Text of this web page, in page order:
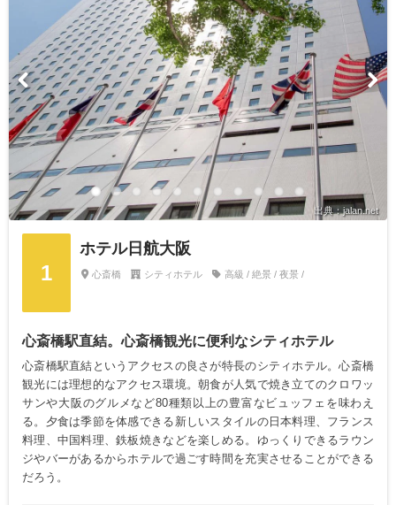
出典：jalan.net
1
ホテル日航大阪
心斎橋 シティホテル 高級 / 絶景 / 夜景 /
心斎橋駅直結。心斎橋観光に便利なシティホテル
心斎橋駅直結というアクセスの良さが特長のシティホテル。心斎橋
観光には理想的なアクセス環境。朝食が人気で焼き立てのクロワッ
サンや大阪のグルメなど80種類以上の豊富なビュッフェを味わえ
る。夕食は季節を体感できる新しいスタイルの日本料理、フランス
料理、中国料理、鉄板焼きなどを楽しめる。ゆっくりできるラウン
ジやバーがあるからホテルで過ごす時間を充実させることができる
だろう。